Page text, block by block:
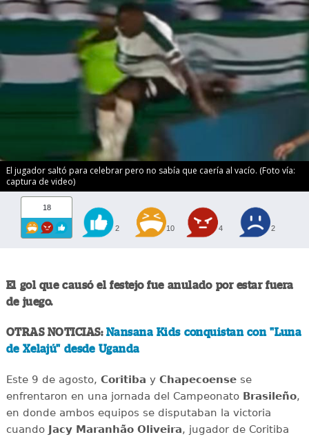
El jugador saltó para celebrar pero no sabía que caería al vacío. (Foto vía:
captura de video)
18
2 10 4 2
El gol que causó el festejo fue anulado por estar fuera
de juego.
OTRAS NOTICIAS: Nansana Kids conquistan con "Luna
de Xelajú" desde Uganda
Este 9 de agosto, Coritiba y Chapecoensese
enfrentaron en una jornada del Campeonato Brasileño,
en donde ambos equipos se disputaban la victoria
cuando Jacy Maranhão Oliveira, jugador de Coritiba